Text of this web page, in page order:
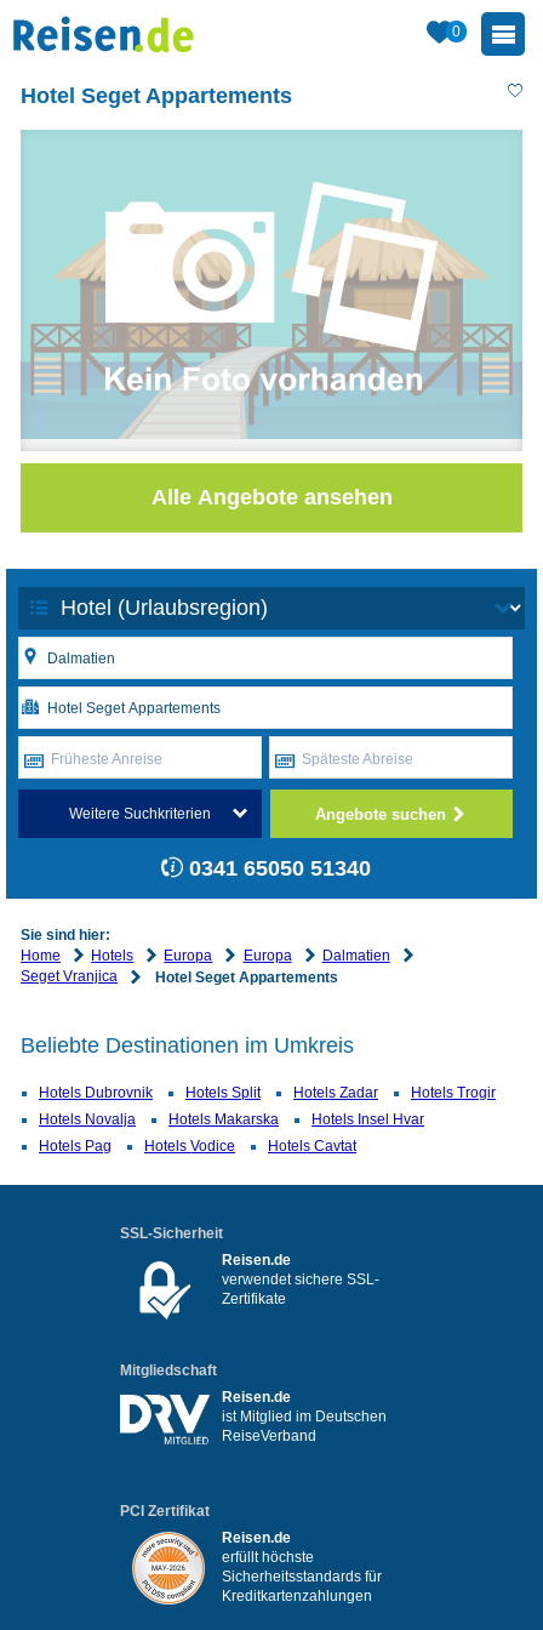
0
Hotel Seget Appartements
Alle Angebote ansehen
Früheste Anreise Späteste Abreise
Weitere Suchkriterien Angebote suchen
0341 65050 51340
Sie sind hier:
Home
Hotels Europa Europa
Dalmatien
Seget Vranjica
Hotel Seget Appartements
Beliebte Destinationen im Umkreis
Hotels Dubrovnik Hotels Split Hotels Zadar
Hotels Trogir
Hotels Novalja
Hotels Makarska
Hotels Insel Hvar
Hotels Pag
Hotels Vodice Hotels Cavtat
SSL-Sicherheit
Reisen.de
verwendet sichere SSL-
Zertifikate
Mitgliedschaft
Reisen.de
ist Mitglied im Deutschen
ReiseVerband
PCI Zertifikat
Reisen.de
erfüllt höchste
Sicherheitsstandards für
Kreditkartenzahlungen